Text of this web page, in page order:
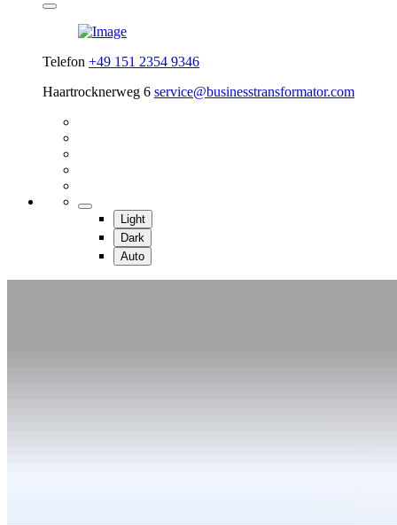
Telefon +49 151 2354 9346
Haartrocknerweg 6 service@businesstransformator.com
Light
Dark
Auto